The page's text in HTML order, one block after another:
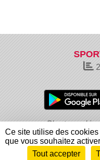
Charte cookies
Informations légales
Envie de participer ?
Ce site utilise des
que vous souhaitez activer
Tout accepter